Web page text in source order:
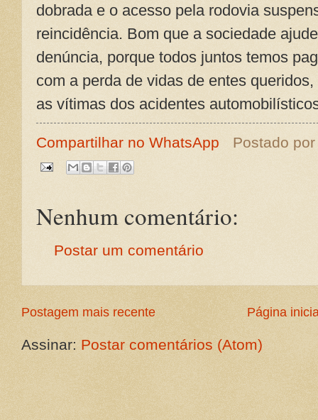
dobrada e o acesso pela rodovia
reincidência. Bom que a sociedade
denúncia, porque todos juntos temos
com a perda de vidas de entes
as vítimas dos acidentes
Compartilhar no WhatsApp Postado
Nenhum comentário:
Postar um comentário
Postagem mais recente Página
Assinar: Postar comentários (Atom)